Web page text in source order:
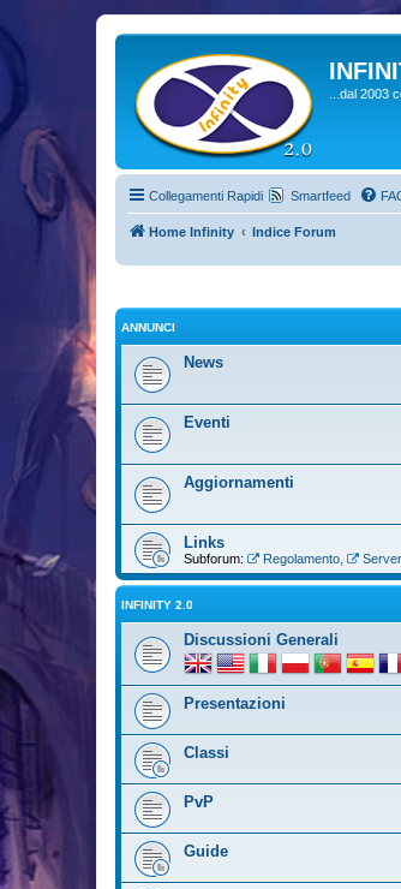
...dal 2003
Collegamenti Rapidi Smartfeed
Home Infinity Indice Forum
ANNUNCI
News
Eventi
Aggiornamenti
Links
Subforum: Regolamento,
INFINITY 2.0
Discussioni Generali
Presentazioni
Classi
PvP
Guide